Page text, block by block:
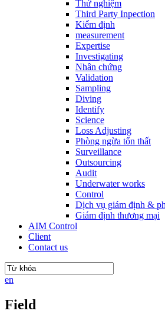
Thử nghiệm
Third Party Inpection
Kiểm định
measurement
Expertise
Investigating
Nhân chứng
Validation
Sampling
Diving
Identify
Science
Loss Adjusting
Phòng ngừa tổn thất
Surveillance
Outsourcing
Audit
Underwater works
Control
Dịch vụ giám định &
Giám định thương mại
AIM Control
Client
Contact us
en
Field